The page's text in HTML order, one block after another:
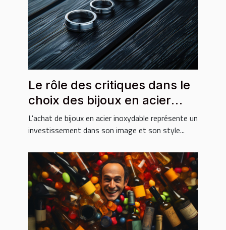
Le rôle des critiques dans le
choix des bijoux en acier
inoxydable
L'achat de bijoux en acier inoxydable représente un
investissement dans son image et son style...